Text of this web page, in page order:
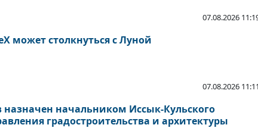
07.08.2026
может столкнуться с Луной
07.08.2026 11:11
назначен начальником Иссык-Кульского
градостроительства и архитектуры